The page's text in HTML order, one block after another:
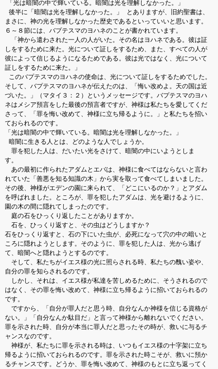
「光は暗闇の中で輝いている。暗闇は光を理解しなかった。」
後半に「暗闇は光を理解しなかった。」 とありますが、旧約聖書は、
まさに、神の光を理解しなかった歴史であるといっていいと思います。
６～８節には、バプテスマのヨハネのことが書かれています。
「神から遣わされた一人の人がいた。その名はヨハネである。彼は証
しをするために来た。光について証しをするため、また、すべての人が
彼によって信じるようになるためである。彼は光ではなく、光について
証しをするために来た。」
このバプテスマのヨハネの使命は、光について証しをするためでした。
そして、バプテスマのヨハネが伝えたのは、「悔い改めよ。天の国は近
づいた。」（マタイ３：２）というメッセージです。バプテスマのヨハ
ネはメシア預言をした最後の預言者ですが、神様は私たちを愛してくだ
さって、「罪を悔い改めて、神様に立ち帰るように。」と私たちを招い
ておられるのです。
「光は暗闇の中で輝いている。暗闇は光を理解しなかった。」
暗闇に生きる人とは、どのような人でしょうか。
罪を犯した人は、だいたい光をさけて、暗闇の中にいようとしま
す。
あの最初に作られたアダムとエバは、神様に食べてはならないと言わ
れていた「善悪を知る知識の木」から実を取って食べてしまいました。
その後、神様がエデンの園に来られて、「どこにいるのか？」とアダム
を呼ばれました。ところが、罪を犯したアダムは、光を避けるように、
園の木の間に隠れてしまったのです。
庭の石をひっくり返したことがありますか。
石を、ひっくり返すと、その虫はどうしますか？
石をひっくり返すと、石の下にいた虫が、必死になって穴の中の暗いと
ころに隠れようとします。そのように、罪を犯した人は、光から逃げ
て、暗闇へと隠れようとするのです。
そして、私たちがイエス様の光に照らされる時、私たちの醜い姿や、
自分の罪を知らされるのです。
しかし、それは、イエス様が私達を苦しめるために、そうされるので
はなく、その罪を悔い改めて、神様に立ち帰るように招いておられるの
です。
ですから、「自分が罪人だと思う時、自分なんか神様を信じる資格が
ない。」「自分なんか駄目だ」と言って神様から離れないでください。
罪を示された時、自分が本当に罪人だと思ったその時が、救いに与るチ
ャンスなのです。
神様が、私たちに罪を示される時は、いつもイエス様の十字架に立ち
帰るように招いておられるのです。罪を示された時こそが、救いに預か
るチャンスです。どうか、罪を悔い改めて、神様のもとに立ち返ってく